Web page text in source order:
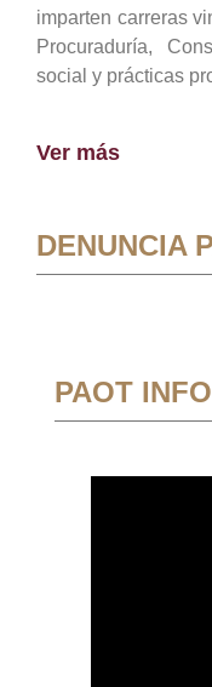
imparten carreras
Procuraduría,
social y prácticas
Ver más
DENUNCIA
PAOT